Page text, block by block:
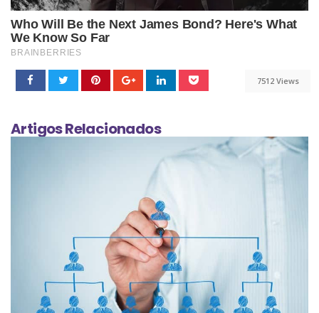
7512 Views
Artigos Relacionados